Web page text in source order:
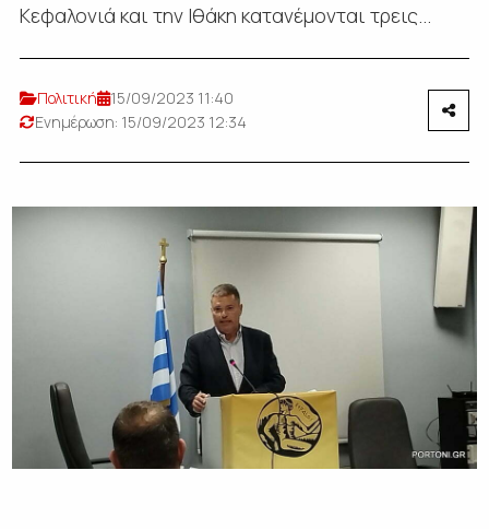
Κεφαλονιά και την Ιθάκη κατανέμονται τρεις...
Πολιτική
15/09/2023 11:40
Ενημέρωση: 15/09/2023 12:34